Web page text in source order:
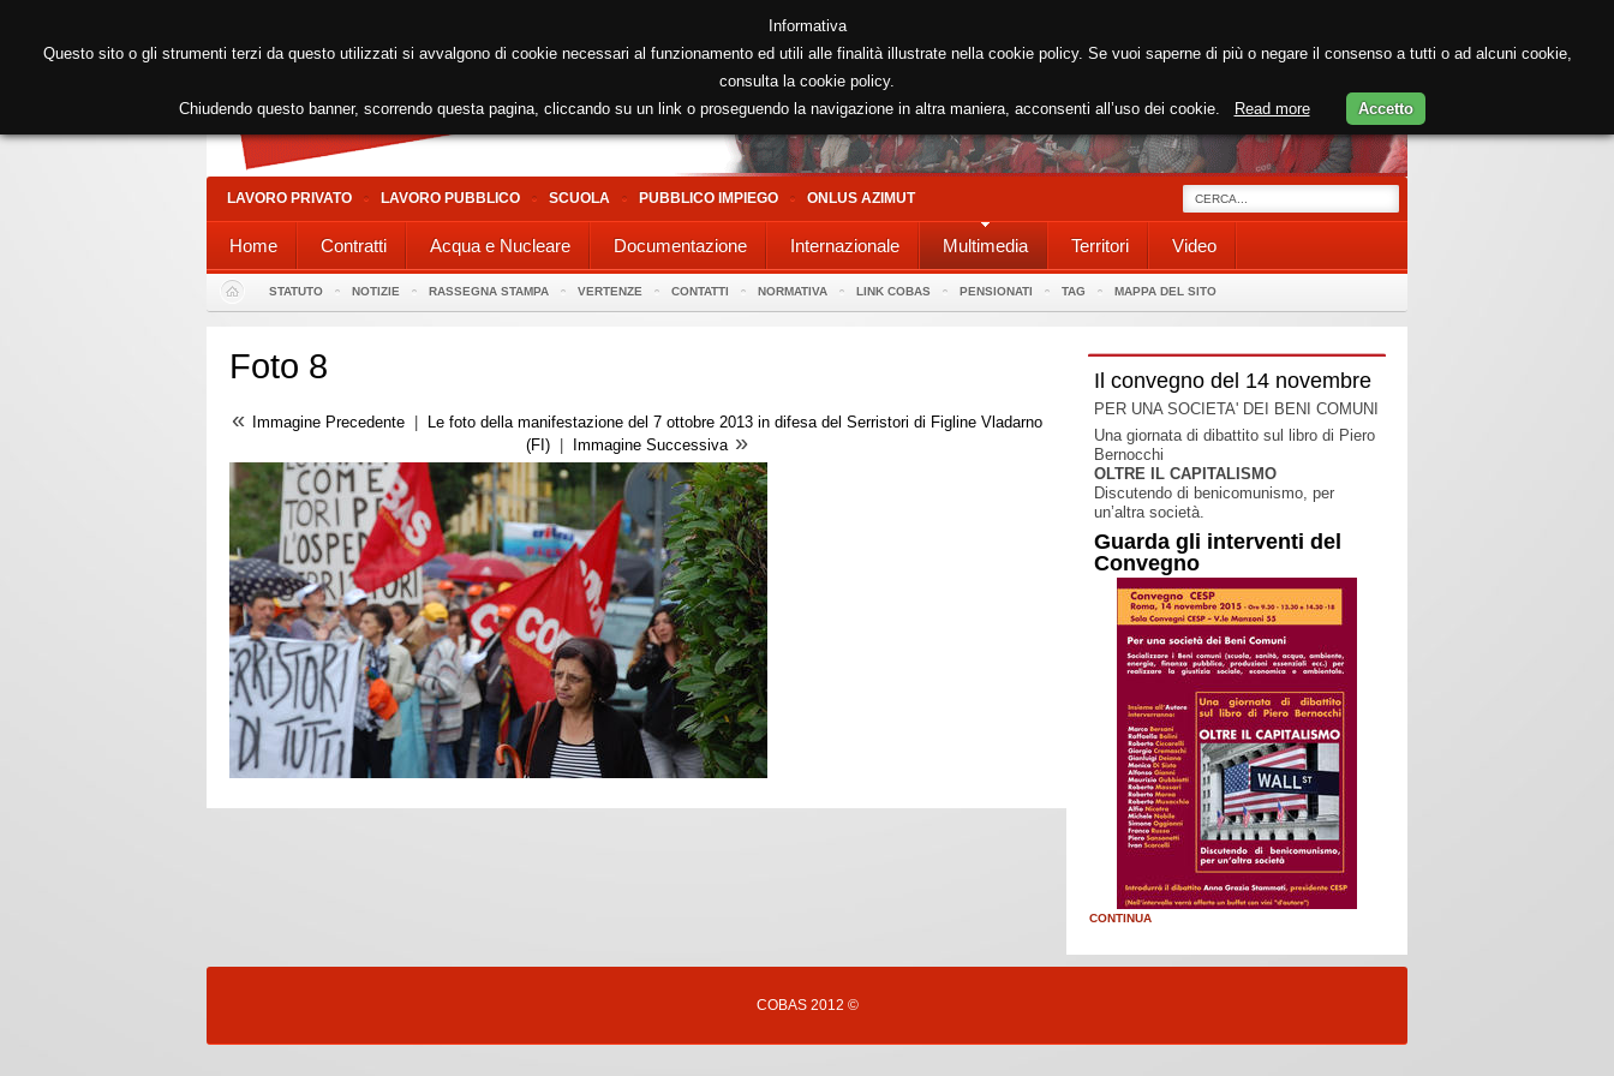
LAVORO PRIVATO LAVORO PUBBLICO SCUOLA PUBBLICO IMPIEGO ONLUS AZIMUT
Home Contratti Acqua e Nucleare Documentazione Internazionale Multimedia Territori Video
STATUTO NOTIZIE RASSEGNA STAMPA VERTENZE CONTATTI NORMATIVA LINK COBAS PENSIONATI TAG MAPPA DEL SITO
Foto 8
« Immagine Precedente
Le foto della manifestazione del 7 ottobre 2013 in difesa del Serristori di Figline Vladarno
(FI)
Immagine Successiva»
Il convegno del 14 novembre
PER UNA SOCIETA' DEI BENI COMUNI
Una giornata di dibattito sul libro di Piero
Bernocchi
OLTRE IL CAPITALISMO
Discutendo di benicomunismo, per
un’altra società.
Guarda gli interventi del
Convegno
CONTINUA
COBAS 2012 ©
Informativa
Questo sito o gli strumenti terzi da questo utilizzati si avvalgono di cookie necessari al funzionamento ed utili alle finalità illustrate nella cookie policy. Se vuoi saperne di più o negare il consenso a tutti o ad alcuni cookie,
consulta la cookie policy.
Chiudendo questo banner, scorrendo questa pagina, cliccando su un link o proseguendo la navigazione in altra maniera, acconsenti all’uso dei cookie.
Read more Accetto